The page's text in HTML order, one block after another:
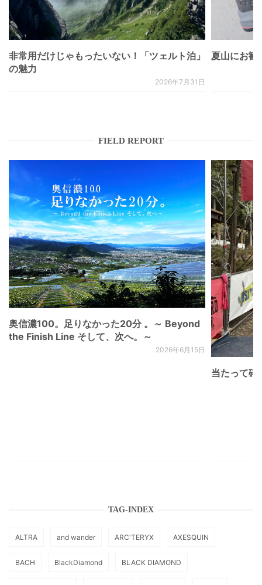
非常用だけじゃもったいない！「ツェルト泊」
の魅力
2026年7月31日
夏山にお
FIELD REPORT
奥信濃100。足りなかった20分 。～ Beyond
the Finish Line そして、次へ。～
2026年6月15日
当たって砕
TAG-INDEX
ALTRA and wander ARC'TERYX AXESQUIN
BACH BlackDiamond BLACK DIAMOND